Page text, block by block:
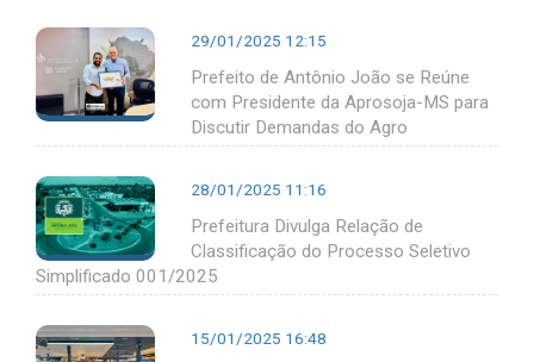
29/01/2025 12:15
Prefeito de Antônio João se Reúne
com Presidente da Aprosoja-MS para
Discutir Demandas do Agro
28/01/2025 11:16
Prefeitura Divulga Relação de
Classificação do Processo Seletivo
Simplificado 001/2025
15/01/2025 16:48